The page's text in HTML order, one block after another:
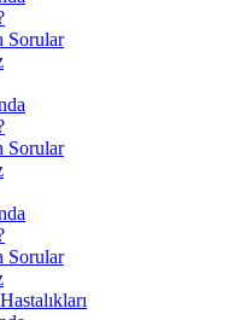
Sorular
Sorular
Sorular